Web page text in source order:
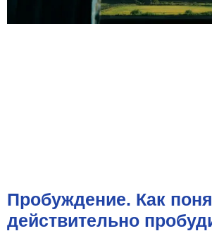
Пробуждение. Как
действительно